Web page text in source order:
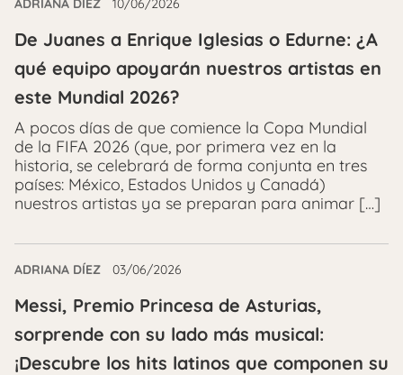
ADRIANA DÍEZ 10/06/2026
De Juanes a Enrique Iglesias o Edurne: ¿A
qué equipo apoyarán nuestros artistas en
este Mundial 2026?
A pocos días de que comience la Copa Mundial
de la FIFA 2026 (que, por primera vez en la
historia, se celebrará de forma conjunta en tres
países: México, Estados Unidos y Canadá)
nuestros artistas ya se preparan para animar […]
ADRIANA DÍEZ 03/06/2026
Messi, Premio Princesa de Asturias,
sorprende con su lado más musical:
¡Descubre los hits latinos que componen su